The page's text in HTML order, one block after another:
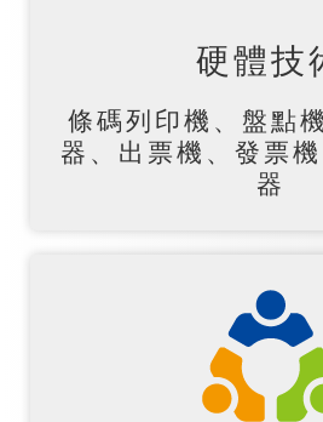
硬體技
條碼列印機、盤點
器、出票機、發票
器